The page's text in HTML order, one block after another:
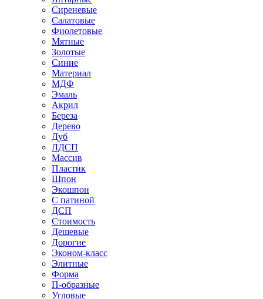
Сиреневые
Салатовые
Фиолетовые
Мятные
Золотые
Синие
Материал
МДФ
Эмаль
Акрил
Береза
Дерево
Дуб
ЛДСП
Массив
Пластик
Шпон
Экошпон
С патиной
ДСП
Стоимость
Дешевые
Дорогие
Эконом-класс
Элитные
Форма
П-образные
Угловые